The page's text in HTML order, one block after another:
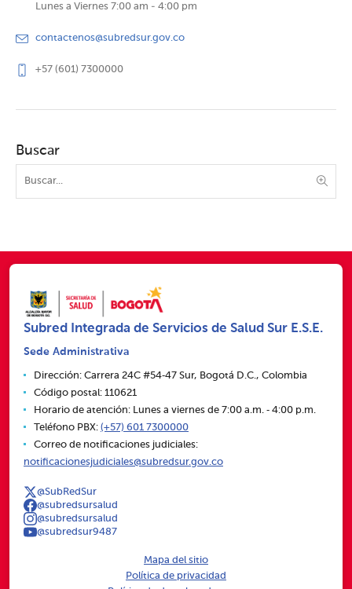
Lunes a Viernes 7:00 am - 4:00 pm
contactenos@subredsur.gov.co
+57 (601) 7300000
Buscar
Subred Integrada de Servicios de Salud Sur E.S.E.
Sede Administrativa
Dirección: Carrera 24C #54‑47 Sur, Bogotá D.C., Colombia
Código postal: 110621
Horario de atención: Lunes a viernes de 7:00 a.m. ‑ 4:00 p.m.
Teléfono PBX: (+57) 601 7300000
Correo de notificaciones judiciales:
notificacionesjudiciales@subredsur.gov.co
@SubRedSur
@subredsursalud
@subredsursalud
@subredsur9487
Mapa del sitio
Política de privacidad